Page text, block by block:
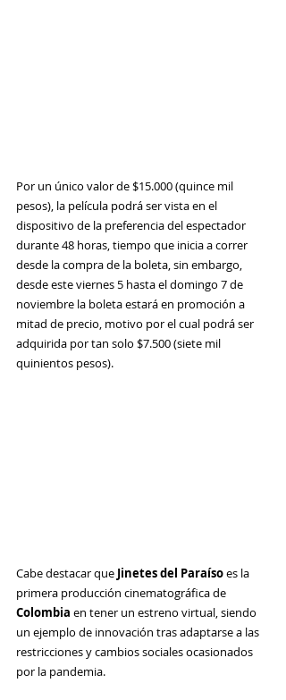
Por un único valor de $15.000 (quince mil
pesos), la película podrá ser vista en el
dispositivo de la preferencia del espectador
durante 48 horas, tiempo que inicia a correr
desde la compra de la boleta, sin embargo,
desde este viernes 5 hasta el domingo 7 de
noviembre la boleta estará en promoción a
mitad de precio, motivo por el cual podrá ser
adquirida por tan solo $7.500 (siete mil
quinientos pesos).
Cabe destacar que Jinetes del Paraíso es la
primera producción cinematográfica de
Colombia en tener un estreno virtual, siendo
un ejemplo de innovación tras adaptarse a las
restricciones y cambios sociales ocasionados
por la pandemia.